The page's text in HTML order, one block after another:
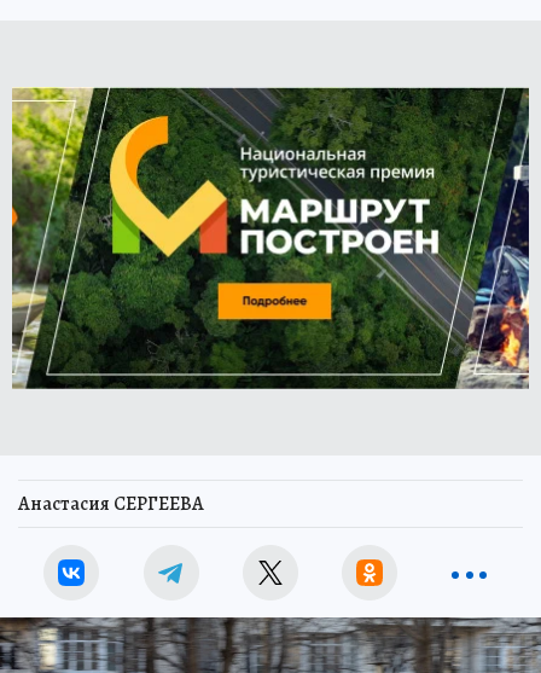
Анастасия СЕРГЕЕВА